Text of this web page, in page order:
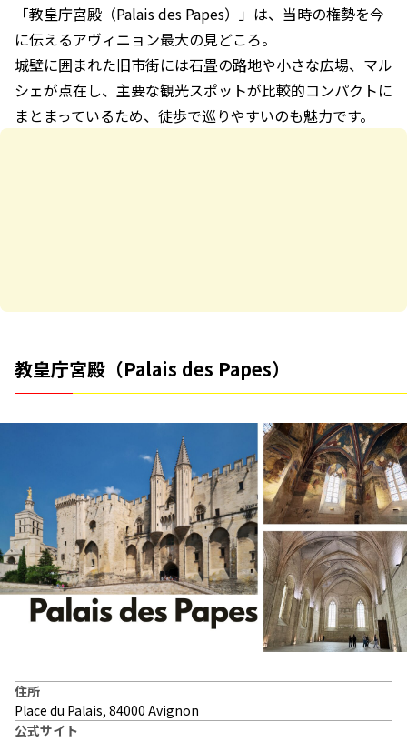
「教皇庁宮殿（Palais des Papes）」は、当時の権勢を今
に伝えるアヴィニョン最大の見どころ。
城壁に囲まれた旧市街には石畳の路地や小さな広場、マル
シェが点在し、主要な観光スポットが比較的コンパクトに
まとまっているため、徒歩で巡りやすいのも魅力です。
教皇庁宮殿（Palais des Papes）
住所
Place du Palais, 84000 Avignon
公式サイト